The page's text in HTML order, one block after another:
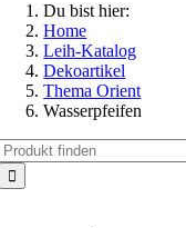
Du bist hier:
Home
Leih-Katalog
Dekoartikel
Thema Orient
Wasserpfeifen